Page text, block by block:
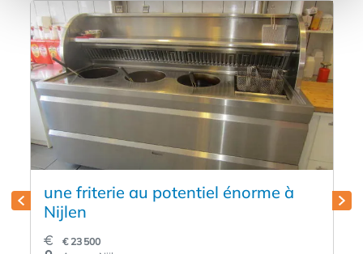
une friterie au potentiel énorme à
Nijlen
€ 23 500